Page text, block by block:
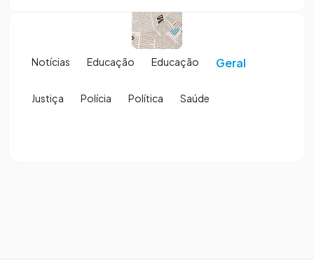
Notícias Educação Educação Geral
Justiça Polícia Política Saúde